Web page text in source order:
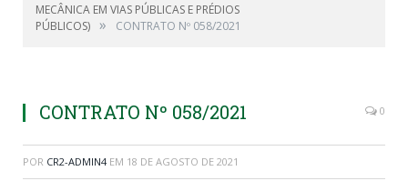
MECÂNICA EM VIAS PÚBLICAS E PRÉDIOS
PÚBLICOS) » CONTRATO Nº 058/2021
CONTRATO Nº 058/2021 0
POR CR2-ADMIN4 EM 18 DE AGOSTO DE 2021